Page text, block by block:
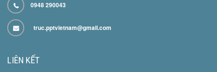
0948 290043
truc.pptvietnam@gmail.com
LIÊN KẾT